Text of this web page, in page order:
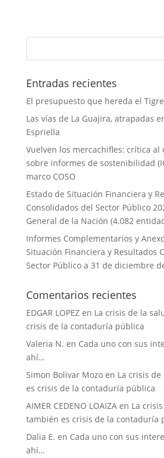
Entradas recientes
El presupuesto que hereda el Tigre
Las vías de La Guajira, atrapadas
Espriella
Vuelven los mercachifles: crítica
sobre informes de sostenibilidad
marco COSO
Estado de Situación Financiera y
Consolidados del Sector Público
General de la Nación (4.082
Informes Complementarios y
Situación Financiera y Resultados
Sector Público a 31 de diciembre
Comentarios recientes
EDGAR LOPEZen La crisis de la
crisis de la contaduría pública
Valeria N. en Cada uno con sus
ahí…
Simon Bolivar Mozoen La crisis
es crisis de la contaduría pública
AIMER CEDENO LOAIZAen La
también es crisis de la contaduría
Dalia E. en Cada uno con sus
ahí…